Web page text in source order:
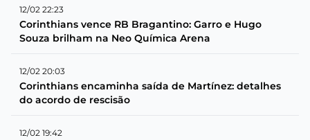
12/02 22:23
Corinthians vence RB Bragantino: Garro e Hugo
Souza brilham na Neo Química Arena
12/02 20:03
Corinthians encaminha saída de Martínez: detalhes
do acordo de rescisão
12/02 19:42